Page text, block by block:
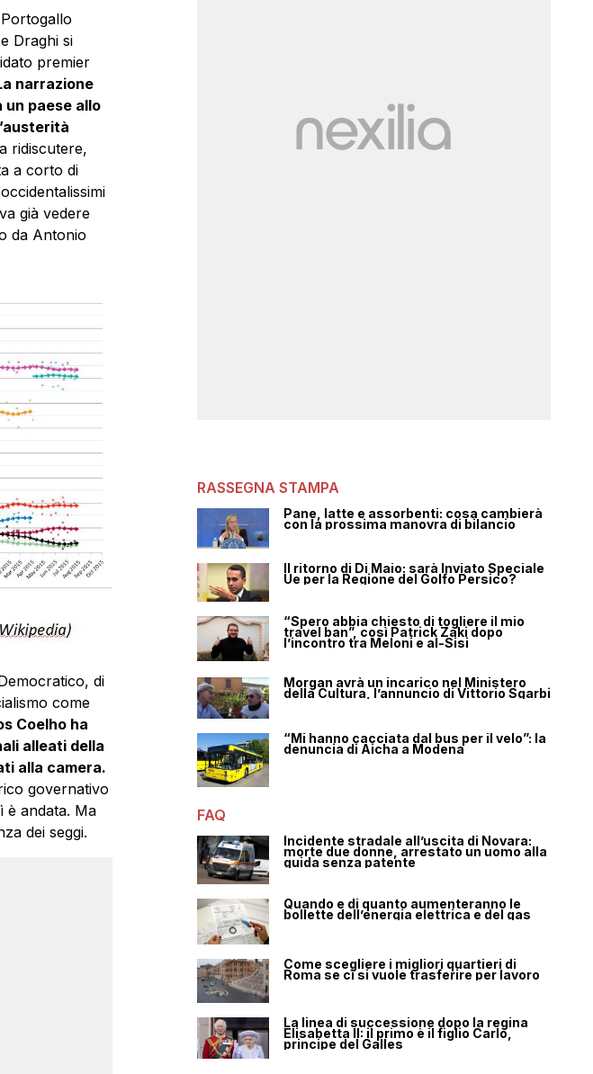
Draghi si
premier
narrazione
paese allo
ridiscutere,
a corto di
già vedere
da Antonio
di
come
Coelho ha
alleati della
alla camera.
governativo
è andata. Ma
dei seggi.
RASSEGNA STAMPA
Pane, latte e assorbenti: cosa cambierà
con la prossima manovra di bilancio
Il ritorno di Di Maio: sarà Inviato Speciale
Ue per la Regione del Golfo Persico?
“Spero abbia chiesto di togliere il mio
travel ban”, così Patrick Zaki dopo
l’incontro tra Meloni e al-Sisi
Morgan avrà un incarico nel Ministero
della Cultura, l’annuncio di Vittorio Sgarbi
“Mi hanno cacciata dal bus per il velo”: la
denuncia di Aicha a Modena
FAQ
Incidente stradale all’uscita di Novara:
morte due donne, arrestato un uomo alla
guida senza patente
Quando e di quanto aumenteranno le
bollette dell’energia elettrica e del gas
Come scegliere i migliori quartieri di
Roma se ci si vuole trasferire per lavoro
La linea di successione dopo la regina
Elisabetta II: il primo è il figlio Carlo,
principe del Galles